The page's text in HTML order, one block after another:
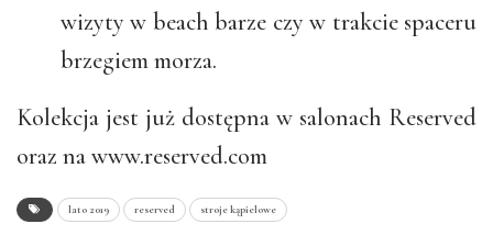
wizyty w beach barze czy w trakcie spaceru
brzegiem morza.
Kolekcja jest już dostępna w salonach Reserved
oraz na www.reserved.com
lato 2019 reserved stroje kąpielowe